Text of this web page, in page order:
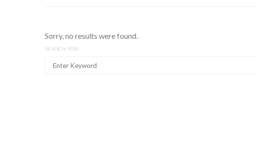
Sorry, no results were found.
SEARCH FOR: